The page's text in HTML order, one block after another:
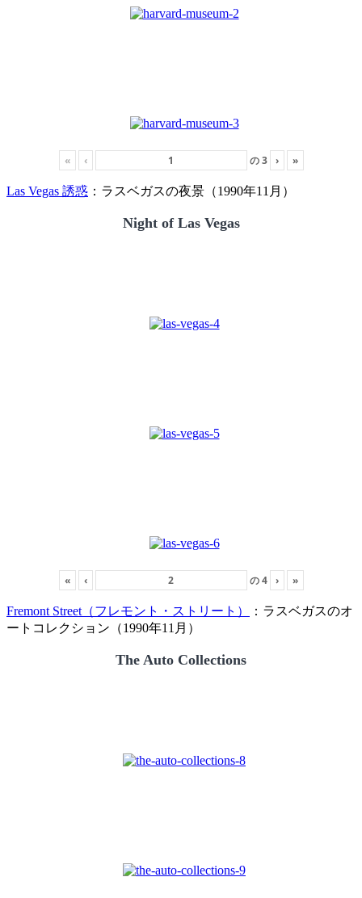
« ‹ の3 › »
Las Vegas 誘惑 ：ラスベガスの夜景（1990年11月）
Night of Las Vegas
« ‹ の4 › »
Fremont Street（フレモント・ストリート）
：ラスベガスのオ
ートコレクション（1990年11月）
The Auto Collections